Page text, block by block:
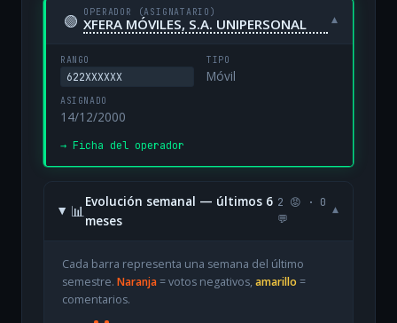
🟢 OPERADOR (ASIGNATARIO)
XFERA MÓVILES, S.A. UNIPERSONAL ▾
RANGO
622XXXXXX
TIPO
Móvil
ASIGNADO
14/12/2000
→ Ficha del operador
📊
Evolución semanal — últimos 6
meses
2 😡 · 0
💬
▾
Cada barra representa una semana del último
semestre. Naranja= votos negativos, amarillo =
comentarios.